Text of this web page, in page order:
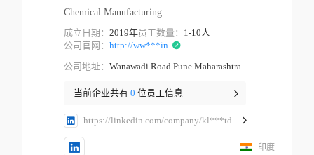
Chemical Manufacturing
成立日期： 2019年员工数量： 1-10人
公司官网： http://ww***in
公司地址： Wanawadi Road Pune Maharashtra
当前企业共有 0 位员工信息
https://linkedin.com/company/kl***td
印度